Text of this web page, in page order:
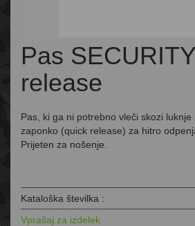
Pas
release
Pas, ki ga ni potrebno vleči skozi
zaponko (quick release) za hitro
Prijeten za nošenje.
Kataloška številka :
Vprašaj za izdelek